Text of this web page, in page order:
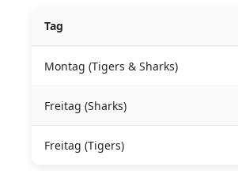
Tag
Montag (Tigers & Sharks)
Freitag (Sharks)
Freitag (Tigers)